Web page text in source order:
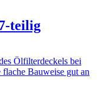
teilig
Ölfilterdeckels bei
flache Bauweise gut an